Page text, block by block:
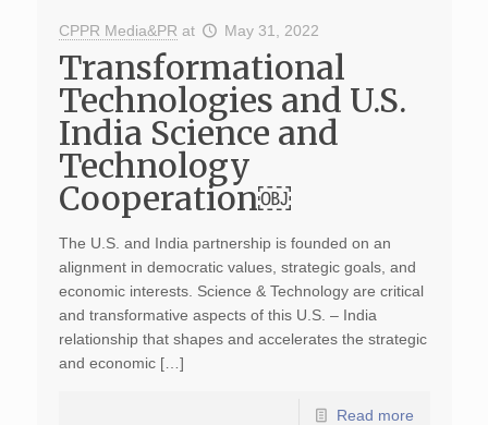
CPPR Media&PR at May 31, 2022
Transformational
Technologies and U.S.
India Science and
Technology
Cooperation￼
The U.S. and India partnership is founded on an
alignment in democratic values, strategic goals, and
economic interests. Science & Technology are critical
and transformative aspects of this U.S. – India
relationship that shapes and accelerates the strategic
and economic […]
Read more